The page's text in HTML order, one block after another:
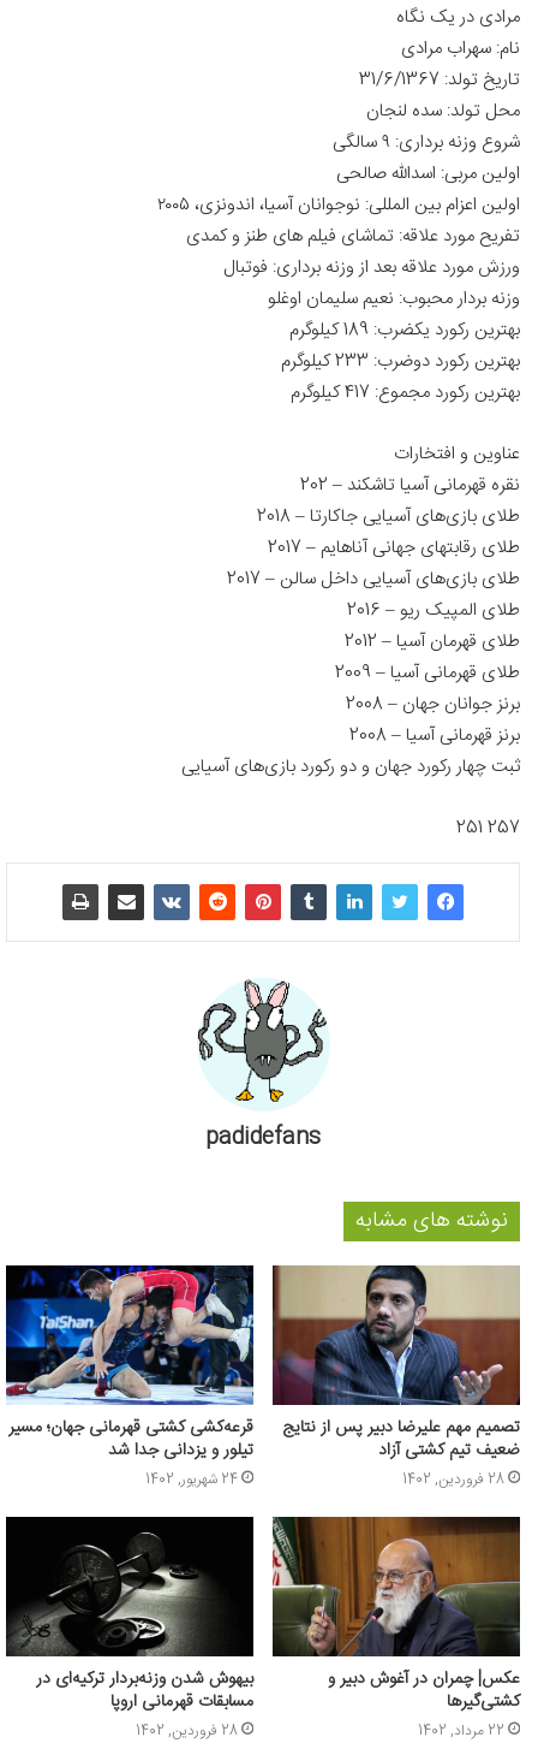
مرادی در یک نگاه
نام: سهراب مرادی
تاریخ تولد: 31/6/1367
محل تولد: سده لنجان
شروع وزنه برداری: ۹ سالگی
اولین مربی: اسدالله صالحی
اولین اعزام بین المللی: نوجوانان آسیا، اندونزی، ۲۰۰۵
تفریح مورد علاقه: تماشای فیلم های طنز و کمدی
ورزش مورد علاقه بعد از وزنه برداری: فوتبال
وزنه بردار محبوب: نعیم سلیمان اوغلو
بهترین رکورد یکضرب: 189 کیلوگرم
بهترین رکورد دوضرب: 233 کیلوگرم
بهترین رکورد مجموع: 417 کیلوگرم
عناوین و افتخارات
نقره قهرمانی آسیا تاشکند – 202
طلای بازی‌های آسیایی جاکارتا – 2018
طلای رقابتهای جهانی آناهایم – 2017
طلای بازی‌های آسیایی داخل سالن – 2017
طلای المپیک ریو – 2016
طلای قهرمان آسیا – 2012
طلای قهرمانی آسیا – 2009
برنز جوانان جهان – 2008
برنز قهرمانی آسیا – 2008
ثبت چهار رکورد جهان و دو رکورد بازی‌های آسیایی
257 251
padidefans
نوشته های مشابه
تصمیم مهم علیرضا دبیر پس از نتایج
ضعیف تیم کشتی آزاد
28 فروردین, 1402
قرعه‌کشی کشتی قهرمانی جهان؛ مسیر
تیلور و یزدانی جدا شد
24 شهریور, 1402
عکس‌| چمران در آغوش دبیر و
کشتی‌گیرها
22 مرداد, 1402
بیهوش شدن وزنه‌بردار ترکیه‌ای در
مسابقات قهرمانی اروپا
28 فروردین, 1402